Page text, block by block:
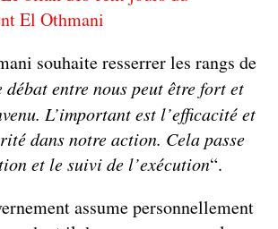
El Othmani
souhaite resserrer les rangs de
débat entre nous peut être fort et
L’important est l’efficacité et
dans notre action. Cela passe
et le suivi de l’exécution“.
assume personnellement